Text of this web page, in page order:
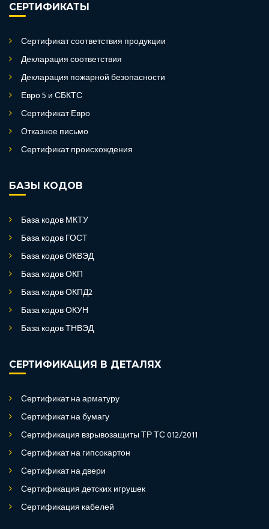
СЕРТИФИКАТЫ
Сертификат соответствия продукции
Декларация соответствия
Декларация пожарной безопасности
Евро 5 и СБКТС
Сертификат Евро
Отказное письмо
Сертификат происхождения
БАЗЫ КОДОВ
База кодов МКТУ
База кодов ГОСТ
База кодов ОКВЭД
База кодов ОКП
База кодов ОКПД2
База кодов ОКУН
База кодов ТНВЭД
СЕРТИФИКАЦИЯ В ДЕТАЛЯХ
Сертификат на арматуру
Сертификат на бумагу
Сертификация взрывозащиты ТР ТС 012/2011
Сертификат на гипсокартон
Сертификат на двери
Сертификация детских игрушек
Сертификация кабелей